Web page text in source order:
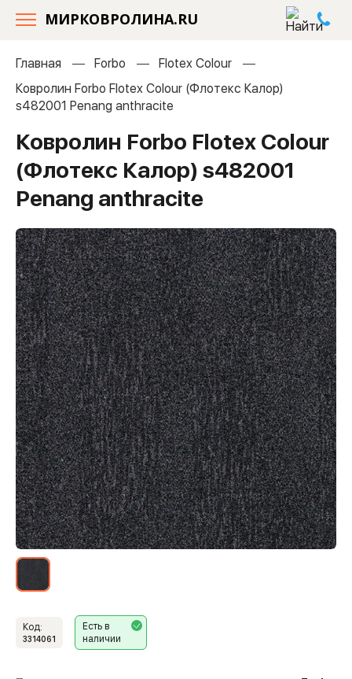
МИРКОВРОЛИНА.RU
Главная Forbo
Flotex Colour
Ковролин Forbo Flotex Colour (Флотекс Калор)
s482001 Penang anthracite
Ковролин Forbo Flotex Colour
(Флотекс Калор) s482001
Penang anthracite
Код:
3314061
Есть в
наличии